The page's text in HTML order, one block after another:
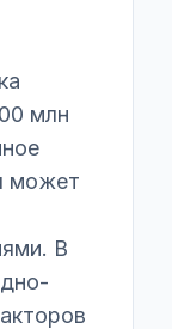
млн
может
В